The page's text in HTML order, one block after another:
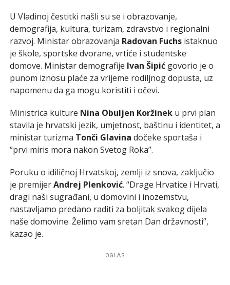
U Vladinoj čestitki našli su se i obrazovanje,
demografija, kultura, turizam, zdravstvo i regionalni
razvoj. Ministar obrazovanja Radovan Fuchsistaknuo
je škole, sportske dvorane, vrtiće i studentske
domove. Ministar demografije Ivan Šipićgovorio je o
punom iznosu plaće za vrijeme rodiljnog dopusta, uz
napomenu da ga mogu koristiti i očevi.
Ministrica kulture Nina Obuljen Koržineku prvi plan
stavila je hrvatski jezik, umjetnost, baštinu i identitet, a
ministar turizma Tonči Glavina dočeke sportaša i
“prvi miris mora nakon Svetog Roka”.
Poruku o idiličnoj Hrvatskoj, zemlji iz snova, zaključio
je premijerAndrej Plenković. “Drage Hrvatice i Hrvati,
dragi naši sugrađani, u domovini i inozemstvu,
nastavljamo predano raditi za boljitak svakog dijela
naše domovine. Želimo vam sretan Dan državnosti”,
kazao je.
OGLAS